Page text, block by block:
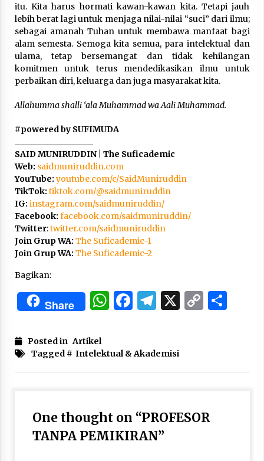
itu. Kita harus hormati kawan-kawan kita. Tetapi jauh
lebih berat lagi untuk menjaga nilai-nilai “suci” dari ilmu;
sebagai amanah Tuhan untuk membawa manfaat bagi
alam semesta. Semoga kita semua, para intelektual dan
ulama, tetap bersemangat dan tidak kehilangan
komitmen untuk terus mendedikasikan ilmu untuk
perbaikan diri, keluarga dan juga masyarakat kita.
Allahumma shalli ‘ala Muhammad wa Aali Muhammad.
#powered by SUFIMUDA
SAID MUNIRUDDIN | The Suficademic
Web: saidmuniruddin.com
YouTube:youtube.com/c/SaidMuniruddin
TikTok: tiktok.com/@saidmuniruddin
IG: instagram.com/saidmuniruddin/
Facebook: facebook.com/saidmuniruddin/
Twitter:twitter.com/saidmuniruddin
Join Grup WA: The Suficademic-1
Join Grup WA: The Suficademic-2
Bagikan:
Share WhatsApp
Facebook
Telegram
X Copy
Posted in Artikel
Tagged # Intelektual & Akademisi
One thought on “PROFESOR
TANPA PEMIKIRAN”